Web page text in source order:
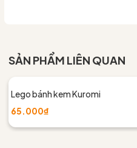
SẢN PHẨM LIÊN QUAN
Lego bánh kem Kuromi
65.000₫